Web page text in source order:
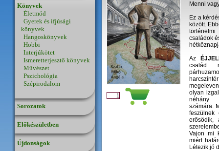
Könyvek
Életmód
Gyerek és ifjúsági
könyvek
Hangoskönyvek
Hobbi
Interjúkötet
Ismeretterjesztő könyvek
Művészet
Pszichológia
Szépirodalom
Sorozatok
Előkészületben
Újdonságok
Menni
Ez a
között.
családok
Az
család
olyan
néhány
számára.
feszülnek
erősödik,
Vajon mi
miért
Létezik jó